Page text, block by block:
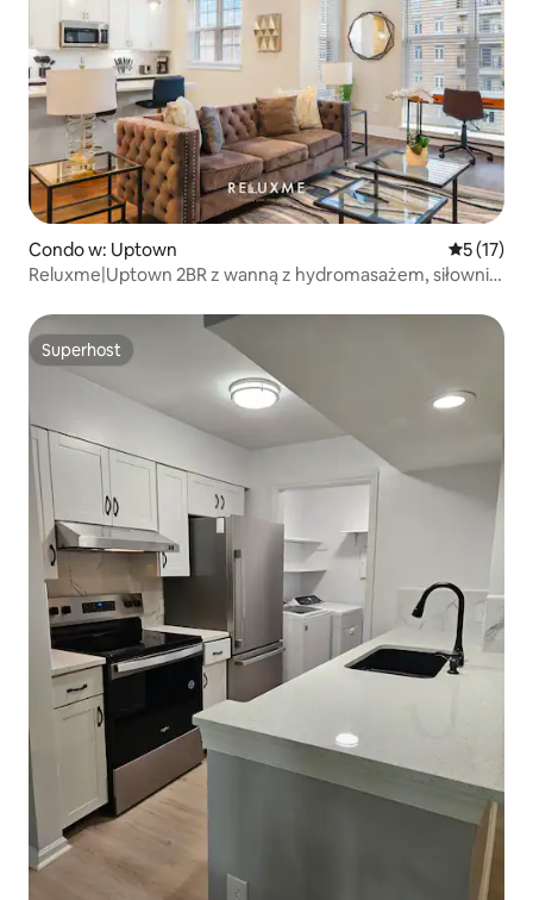
Condo w: Uptown Średnia
5 (17)
Reluxme|Uptown 2BR z wanną z hydromasażem, siłownią,
Superhost
Superhost